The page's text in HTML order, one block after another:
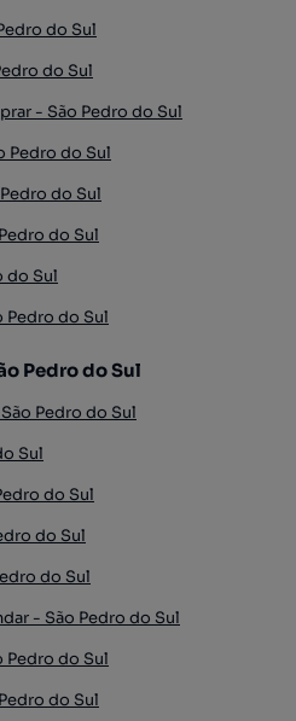
do Sul
do Sul
- São Pedro do Sul
Pedro do Sul
do Sul
do Sul
do Sul
Pedro do Sul
Pedro do Sul
Pedro do Sul
Sul
do Sul
do Sul
do Sul
- São Pedro do Sul
Pedro do Sul
do Sul